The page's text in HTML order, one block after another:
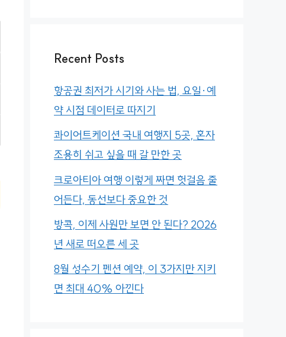
Recent Posts
항공권 최저가 시기와 사는 법, 요일·예
약 시점 데이터로 따지기
콰이어트케이션 국내 여행지 5곳, 혼자
조용히 쉬고 싶을 때 갈 만한 곳
크로아티아 여행 이렇게 짜면 헛걸음 줄
어든다, 동선보다 중요한 것
방콕, 이제 사원만 보면 안 된다? 2026
년 새로 떠오른 세 곳
8월 성수기 펜션 예약, 이 3가지만 지키
면 최대 40% 아낀다